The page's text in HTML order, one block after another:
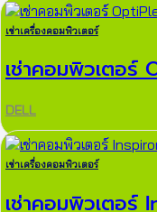
เช่าเครื่องคอมพิวเตอร์
เช่าคอมพิวเตอร์
DELL
เช่าเครื่องคอมพิวเตอร์
เช่าคอมพิวเตอร์